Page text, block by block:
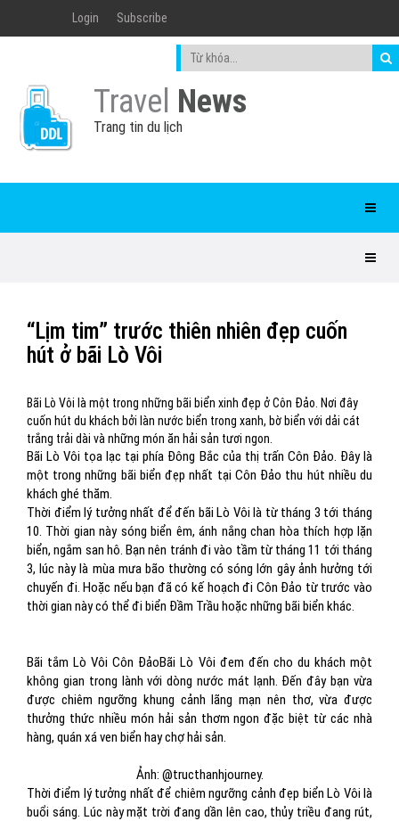
Login Subscribe
Travel News
Trang tin du lịch
“Lịm tim” trước thiên nhiên đẹp cuốn
hút ở bãi Lò Vôi
Bãi Lò Vôi là một trong những bãi biển xinh đẹp ở Côn Đảo. Nơi đây
cuốn hút du khách bởi làn nước biển trong xanh, bờ biển với dải cát
trắng trải dài và những món ăn hải sản tươi ngon.
Bãi Lò Vôi tọa lạc tại phía Đông Bắc của thị trấn Côn Đảo. Đây là
một trong những bãi biển đẹp nhất tại Côn Đảo thu hút nhiều du
khách ghé thăm.
Thời điểm lý tưởng nhất để đến bãi Lò Vôi là từ tháng 3 tới tháng
10. Thời gian này sóng biển êm, ánh nắng chan hòa thích hợp lặn
biển, ngắm san hô. Bạn nên tránh đi vào tầm từ tháng 11 tới tháng
3, lúc này là mùa mưa bão thường có sóng lớn gây ảnh hưởng tới
chuyến đi. Hoặc nếu bạn đã có kế hoạch đi Côn Đảo từ trước vào
thời gian này có thể đi biển Đầm Trầu hoặc những bãi biển khác.
Bãi tắm Lò Vôi Côn ĐảoBãi Lò Vôi đem đến cho du khách một
không gian trong lành với dòng nước mát lạnh. Đến đây bạn vừa
được chiêm ngưỡng khung cảnh lãng mạn nên thơ, vừa được
thưởng thức nhiều món hải sản thơm ngon đặc biệt từ các nhà
hàng, quán xá ven biển hay chợ hải sản.
Ảnh: @tructhanhjourney.
Thời điểm lý tưởng nhất để chiêm ngưỡng cảnh đẹp biển Lò Vôi là
buổi sáng. Lúc này mặt trời đang dần lên cao, thủy triều đang rút,